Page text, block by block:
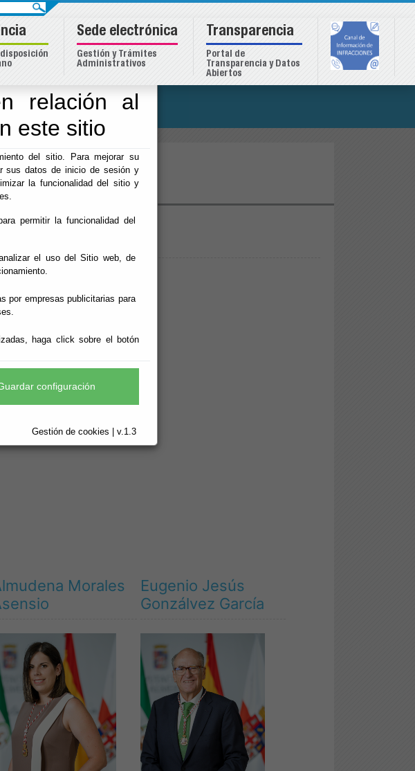
relación al
este sitio
del sitio. Para mejorar su
sus datos de inicio de sesión y
la funcionalidad del sitio y
permitir la funcionalidad del
el uso del Sitio web, de
por empresas publicitarias para
haga click sobre el botón
configuración
Gestión de cookies | v.1.3
2027
Morales
Eugenio Jesús
Gonzálvez García
Sede electrónica
Gestión y Trámites
Administrativos
Transparencia
Portal de
Transparencia y Datos
Abiertos